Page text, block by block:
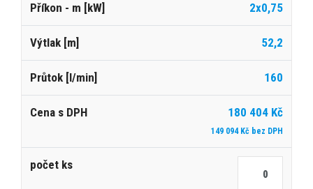
2x0,75
52,2
160
180 404 Kč
149 094 Kč bez DPH